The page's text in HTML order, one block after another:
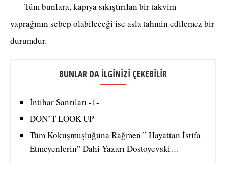
Tüm bunlara, kapıya sıkıştırılan bir takvim
yaprağının sebep olabileceği ise asla tahmin edilemez bir
durumdur.
BUNLAR DA İLGİNİZİ ÇEKEBİLİR
İntihar Sanrıları -1-
DON’T LOOK UP
Tüm Kokuşmuşluğuna Rağmen ” Hayattan İstifa
Etmeyenlerin” Dahi Yazarı Dostoyevski…